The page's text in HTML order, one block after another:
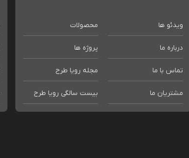
ویدئو ها محصولات
درباره ما پروژه ها
تماس با ما مجله رویا طرح
مشتریان ما بیست سالگی رویا طرح